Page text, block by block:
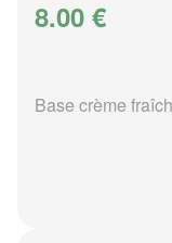
8.00 €
Base crème